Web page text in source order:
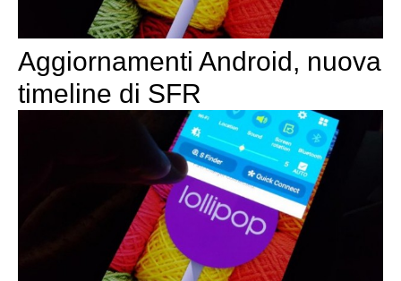
Aggiornamenti Android, nuova
timeline di SFR